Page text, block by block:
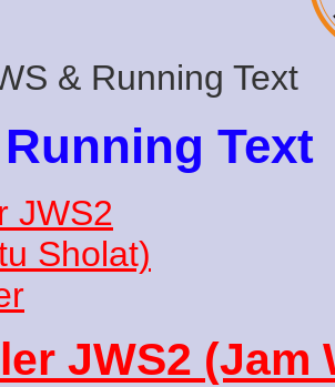
& Running Text
Text
JWS2 (Jam